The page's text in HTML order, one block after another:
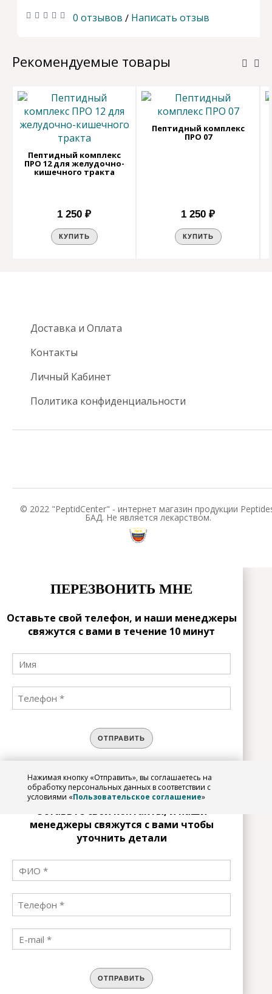
0 отзывов / Написать отзыв
Рекомендуемые товары
Пептидный комплекс
ПРО 12 для желудочно-
кишечного тракта
1 250 ₽
КУПИТЬ
Пептидный комплекс
ПРО 07
1 250 ₽
КУПИТЬ
Доставка и Оплата
Контакты
Личный Кабинет
Политика конфиденциальности
© 2022 "PeptidCenter" - интернет магазин продукции
БАД. Не является лекарством.
ПЕРЕЗВОНИТЬ МНЕ
Оставьте свой телефон, и наши менеджеры
свяжутся с вами в течение 10 минут
ОТПРАВИТЬ
Нажимая кнопку «Отправить», вы соглашаетесь на
обработку персональных данных в соответствии с
условиями «Пользовательское соглашение»
ЗАРЕГИСТРИРОВАТЬСЯ
Оставьте свои контакты, и наши
менеджеры свяжутся с вами чтобы
уточнить детали
ОТПРАВИТЬ